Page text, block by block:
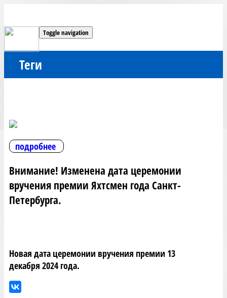
Toggle navigation
Теги
подробнее
Внимание! Изменена дата церемонии
вручения премии Яхтсмен года Санкт-
Петербурга.
Новая дата церемонии вручения премии 13
декабря 2024 года.